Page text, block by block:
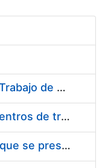
Suministro de Protectores Auditivos a medida para las personas trabajadoras de los Centros de Trabajo de Madrid y Burgos
Suministro de gafas graduadas antiproyecciones para los trabajadores de la FNMT-RCM en los centros de trabajo de Madrid y Burgos
Servicios de una empresa externa para el asesoramiento y resolución de los recursos de alzada que se presentan relacionados con procesos de selección para la FNMT-RCM